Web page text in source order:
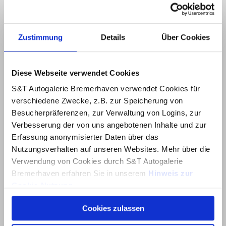
Zustimmung Details Über Cookies
Diese Webseite verwendet Cookies
S&T Autogalerie Bremerhaven verwendet Cookies für
verschiedene Zwecke, z.B. zur Speicherung von
Besucherpräferenzen, zur Verwaltung von Logins, zur
Verbesserung der von uns angebotenen Inhalte und zur
Erfassung anonymisierter Daten über das
Nutzungsverhalten auf unseren Websites. Mehr über die
Verwendung von Cookies durch S&T Autogalerie
Bremerhaven erfahren Sie in unserem Hinweis zur
Über dieses Banner können Sie auswählen, welche
Cookies von dieser Website Sie akzeptieren möchten.
Cookies zulassen